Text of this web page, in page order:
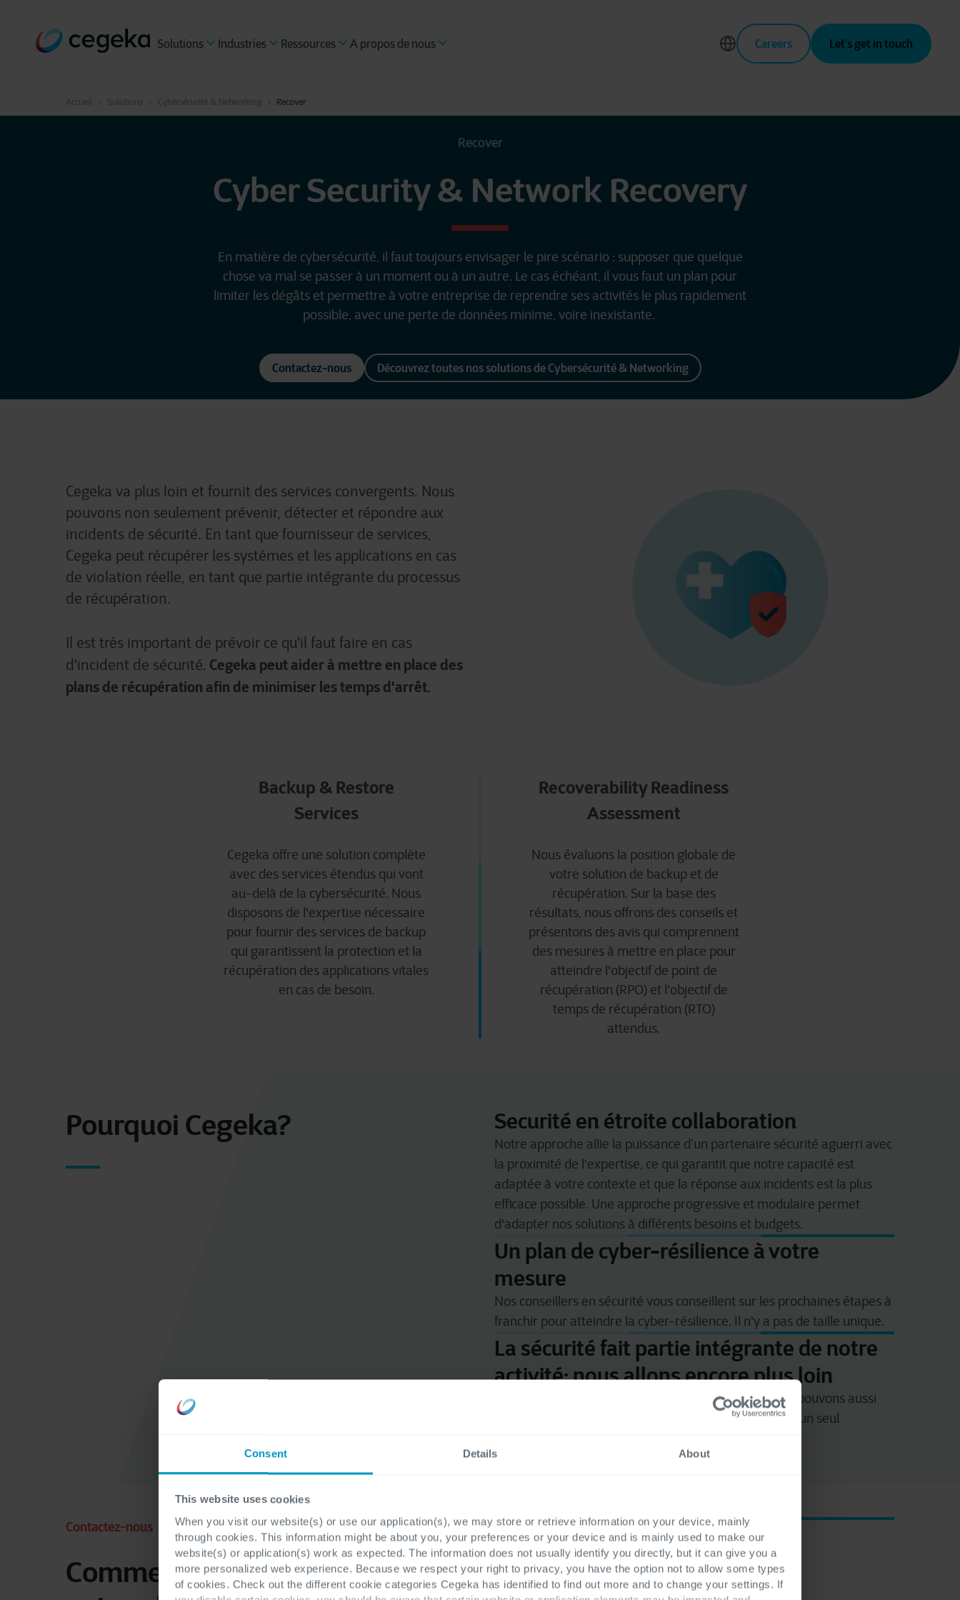
Consent Details About
This website uses cookies
When you visit our website(s) or use our application(s), we may store or retrieve information on your device, mainly
through cookies. This information might be about you, your preferences or your device and is mainly used to make our
website(s) or application(s) work as expected. The information does not usually identify you directly, but it can give you a
more personalized web experience. Because we respect your right to privacy, you have the option not to allow some types
of cookies. Check out the different cookie categories Cegeka has identified to find out more and to change your settings. If
Solutions Industries Ressources A propos de nous Careers Let’s get in touch
Accueil Solutions Cybersécurité & Networking Recover
Recover
Cyber Security & Network Recovery
En matière de cybersécurité, il faut toujours envisager le pire scénario : supposer que quelque
chose va mal se passer à un moment ou à un autre. Le cas échéant, il vous faut un plan pour
limiter les dégâts et permettre à votre entreprise de reprendre ses activités le plus rapidement
possible, avec une perte de données minime, voire inexistante.
Contactez-nous Découvrez toutes nos solutions de Cybersécurité & Networking
Cegeka va plus loin et fournit des services convergents. Nous
pouvons non seulement prévenir, détecter et répondre aux
incidents de sécurité. En tant que fournisseur de services,
Cegeka peut récupérer les systèmes et les applications en cas
de violation réelle, en tant que partie intégrante du processus
de récupération.
Il est très important de prévoir ce qu'il faut faire en cas
d'incident de sécurité. Cegeka peut aider à mettre en place des
plans de récupération afin de minimiser les temps d'arrêt.
Backup & Restore
Services
Cegeka offre une solution complète
avec des services étendus qui vont
au-delà de la cybersécurité. Nous
disposons de l'expertise nécessaire
pour fournir des services de backup
qui garantissent la protection et la
récupération des applications vitales
en cas de besoin.
Recoverability Readiness
Assessment
Nous évaluons la position globale de
votre solution de backup et de
récupération. Sur la base des
résultats, nous offrons des conseils et
présentons des avis qui comprennent
des mesures à mettre en place pour
atteindre l'objectif de point de
récupération (RPO) et l'objectif de
temps de récupération (RTO)
attendus.
Pourquoi Cegeka? Securité en étroite collaboration
Notre approche allie la puissance d’un partenaire sécurité aguerri avec
la proximité de l'expertise, ce qui garantit que notre capacité est
adaptée à votre contexte et que la réponse aux incidents est la plus
efficace possible. Une approche progressive et modulaire permet
d'adapter nos solutions à différents besoins et budgets.
Un plan de cyber-résilience à votre
mesure
Nos conseillers en sécurité vous conseillent sur les prochainesétapes à
franchir pour atteindre la cyber-résilience. Il n'ya pas de taille unique.
La sécurité fait partie intégrante de notre
activité; nous allons encore plus loin
Nous fournissons des services d'externalisation. Nous pouvons aussi
fournir des services convergents. Vous n'avez donc qu'un seul
Contactez-nous
Commencez dès
Prénom*